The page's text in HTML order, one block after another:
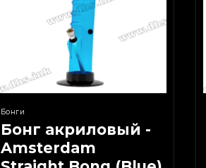
Бонги
Бонг акриловый -
Amsterdam